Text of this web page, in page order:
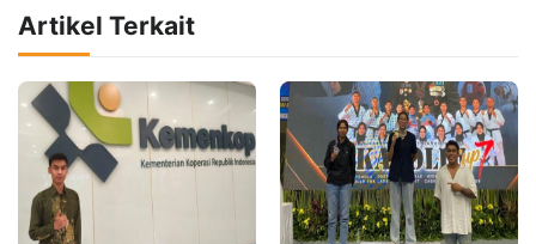
Artikel Terkait